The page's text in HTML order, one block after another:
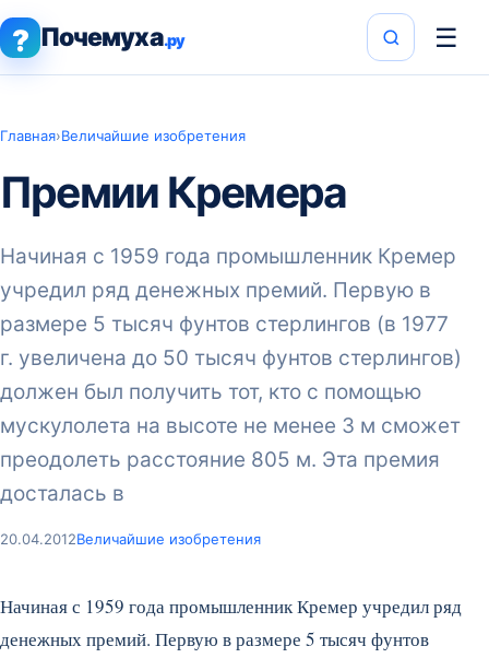
? Почемуха.ру ☰
Главная›Величайшие изобретения
Премии Кремера
Начиная с 1959 года промышленник Кремер
учре­дил ряд денежных премий. Первую в
размере 5 тысяч фунтов стерлингов (в 1977
г. увеличена до 50 ты­сяч фунтов стерлингов)
должен был получить тот, кто с помощью
мускулолета на высоте не менее 3 м сможет
преодолеть рас­стояние 805 м. Эта премия
досталась в
20.04.2012Величайшие изобретения
Начиная с 1959 года промышленник Кремер учре­дил ряд
денежных премий. Первую в размере 5 тысяч фунтов